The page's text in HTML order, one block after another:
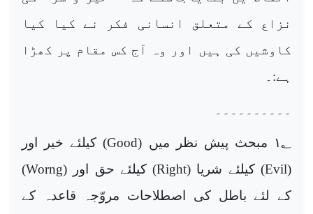
نزاع کے متعلق انسانی فکر نے کیا کیا
کاوشیں کی ہیں اور وہ آج کس مقام پر کھڑا
ہے:۔
۔۔۔۔۔۔۔۔۔۔
۱؂ مبحث پیش نظر میں ( Good) کیلئے خیر اور
(
Evil) کیلئے شریا (Right) کیلئے حق اور (Worng
)
کے لئے باطل کی اصطلاحات مروّجہ قاعدہ کے